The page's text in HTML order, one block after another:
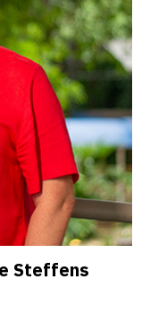
Steffens